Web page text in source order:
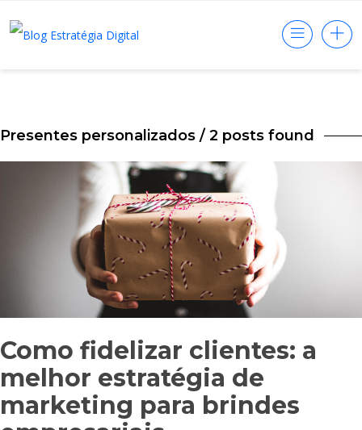
Presentes personalizados / 2 posts found
Como fidelizar clientes: a
melhor estratégia de
marketing para brindes